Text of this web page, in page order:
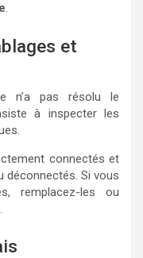
.
et
n’a pas résolu le
à inspecter les
connectés et
déconnectés. Si vous
remplacez-les ou